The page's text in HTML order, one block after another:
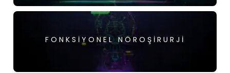
FONKSIYONEL NÖROŞIRURJI